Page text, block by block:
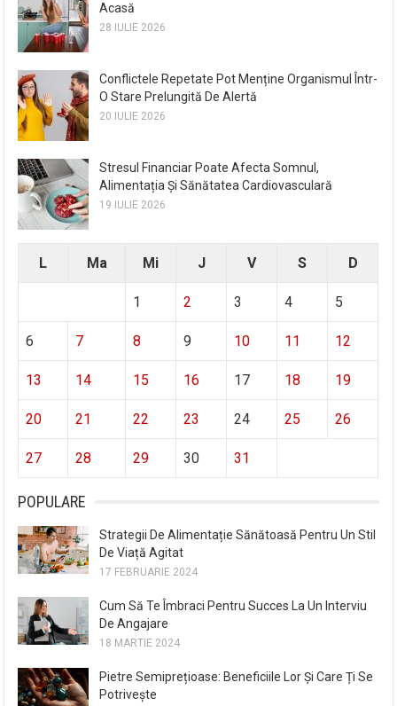
Acasă
28 IULIE 2026
Conflictele Repetate Pot Menține Organismul Într-
O Stare Prelungită De Alertă
20 IULIE 2026
Stresul Financiar Poate Afecta Somnul,
Alimentația Și Sănătatea Cardiovasculară
19 IULIE 2026
L Ma Mi J V S D
1 2 3 4 5
6 7 8 9 10 11 12
13 14 15 16 17 18 19
20 21 22 23 24 25 26
27 28 29 30 31
POPULARE
Strategii De Alimentație Sănătoasă Pentru Un Stil
De Viață Agitat
17 FEBRUARIE 2024
Cum Să Te Îmbraci Pentru Succes La Un Interviu
De Angajare
18 MARTIE 2024
Pietre Semiprețioase: Beneficiile Lor Și Care Ți Se
Potrivește